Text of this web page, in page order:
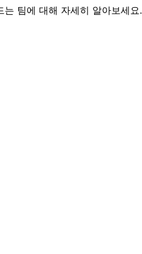
팀에 대해 자세히 알아보세요.